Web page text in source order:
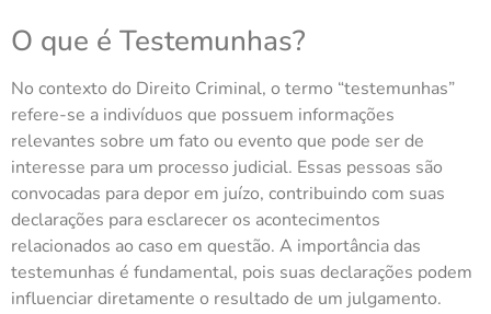
O que é Testemunhas?
No contexto do Direito Criminal, o termo “testemunhas”
refere-se a indivíduos que possuem informações
relevantes sobre um fato ou evento que pode ser de
interesse para um processo judicial. Essas pessoas são
convocadas para depor em juízo, contribuindo com suas
declarações para esclarecer os acontecimentos
relacionados ao caso em questão. A importância das
testemunhas é fundamental, pois suas declarações podem
influenciar diretamente o resultado de um julgamento.